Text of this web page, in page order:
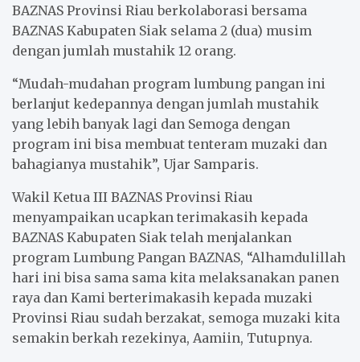
BAZNAS Provinsi Riau berkolaborasi bersama
BAZNAS Kabupaten Siak selama 2 (dua) musim
dengan jumlah mustahik 12 orang.
“Mudah-mudahan program lumbung pangan ini
berlanjut kedepannya dengan jumlah mustahik
yang lebih banyak lagi dan Semoga dengan
program ini bisa membuat tenteram muzaki dan
bahagianya mustahik”, Ujar Samparis.
Wakil Ketua III BAZNAS Provinsi Riau
menyampaikan ucapkan terimakasih kepada
BAZNAS Kabupaten Siak telah menjalankan
program Lumbung Pangan BAZNAS, “Alhamdulillah
hari ini bisa sama sama kita melaksanakan panen
raya dan Kami berterimakasih kepada muzaki
Provinsi Riau sudah berzakat, semoga muzaki kita
semakin berkah rezekinya, Aamiin, Tutupnya.